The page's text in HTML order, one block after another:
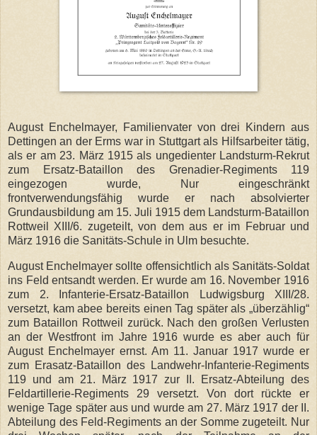
August Enchelmayer, Familienvater von drei Kindern aus
Dettingen an der Erms war in Stuttgart als Hilfsarbeiter tätig,
als er am 23. März 1915 als ungedienter Landsturm-Rekrut
zum Ersatz-Bataillon des Grenadier-Regiments 119
eingezogen wurde, Nur eingeschränkt
frontverwendungsfähig wurde er nach absolvierter
Grundausbildung am 15. Juli 1915 dem Landsturm-Bataillon
Rottweil XIII/6. zugeteilt, von dem aus er im Februar und
März 1916 die Sanitäts-Schule in Ulm besuchte.
August Enchelmayer sollte offensichtlich als Sanitäts-Soldat
ins Feld entsandt werden. Er wurde am 16. November 1916
zum 2. Infanterie-Ersatz-Bataillon Ludwigsburg XIII/28.
versetzt, kam abee bereits einen Tag später als „überzählig“
zum Bataillon Rottweil zurück. Nach den großen Verlusten
an der Westfront im Jahre 1916 wurde es aber auch für
August Enchelmayer ernst. Am 11. Januar 1917 wurde er
zum Erasatz-Bataillon des Landwehr-Infanterie-Regiments
119 und am 21. März 1917 zur II. Ersatz-Abteilung des
Feldartillerie-Regiments 29 versetzt. Von dort rückte er
wenige Tage später aus und wurde am 27. März 1917 der II.
Abteilung des Feld-Regiments an der Somme zugeteilt. Nur